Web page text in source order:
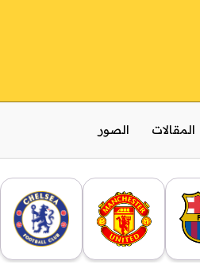
المقالات الصور